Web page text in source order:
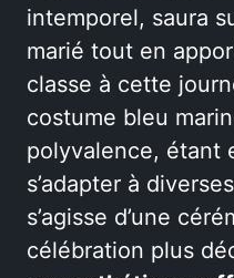
intemporel, saura
marié tout en
classe à cette
costume bleu
polyvalence, étant
s’adapter à
s’agisse d’une
célébration plus